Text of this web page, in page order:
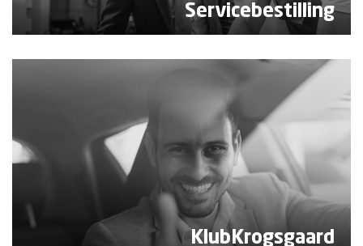
Servicebestilling
KlubKrogsgaard